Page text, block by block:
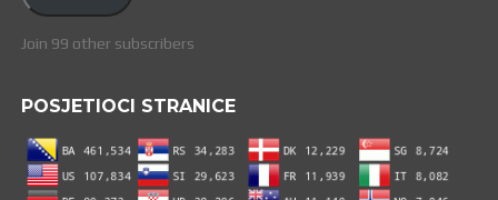
Join 99 other subscribers
POSJETIOCI STRANICE